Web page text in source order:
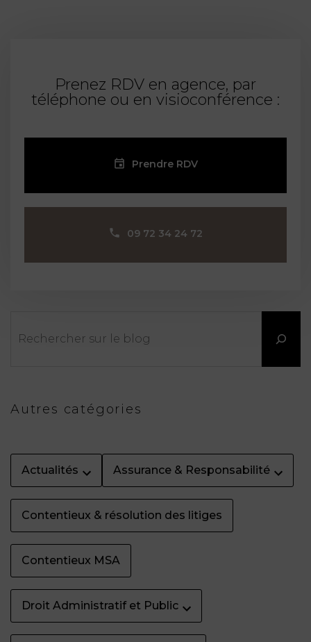
Prenez RDV en agence, par
téléphone ou en visioconférence :
Prendre RDV
09 72 34 24 72
Autres catégories
Actualités Assurance & Responsabilité
Contentieux & résolution des litiges
Contentieux MSA
Droit Administratif et Public